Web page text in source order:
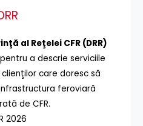
al Reţelei CFR (DRR)
a descrie serviciile
care doresc să
feroviară
de CFR.
2026